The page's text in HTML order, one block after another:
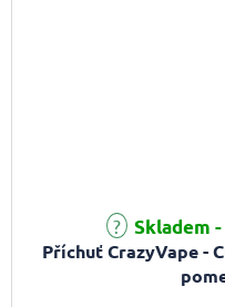
Příchuť CrazyVape -
Skladem